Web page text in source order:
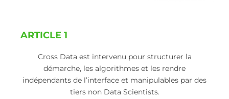
ARTICLE 1
Cross Data est intervenu pour structurer la
démarche, les algorithmes et les rendre
indépendants de l’interface et manipulables par des
tiers non Data Scientists.